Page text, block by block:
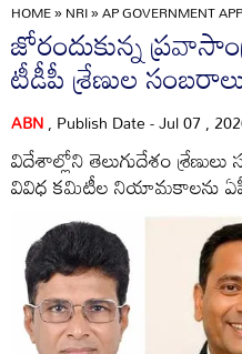
HOME»NRI»AP GOVERNMENT
జోరందుకున్న
టీడీపీ శ్రేణుల
ABN, Publish Date - Jul 07 ,
విదేశాల్లోని తెలుగుదేశం
వివిధ కమిటీల నియామకాలను ఏపీ